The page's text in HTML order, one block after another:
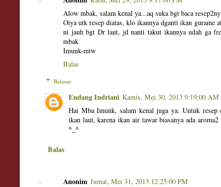
Alow mbak, salam kenal ya...aq suka bgt baca
Oiya utk resep diatas, klo ikannya dganti ikan gurame
ni jauh bgt Dr laut, jd nanti takut ikannya udah ga
mbak
Imunk-mtw
Balas
Balasan
Endang Indriani Kamis, Mei 30, 2013 9:19:00 AM
Hai Mba Imunk, salam kenal juga ya. Untuk resep
ikan laut, karena ikan air tawar biasanya ada
^_^
Balas
Anonim Jumat, Mei 31, 2013 12:25:00 PM